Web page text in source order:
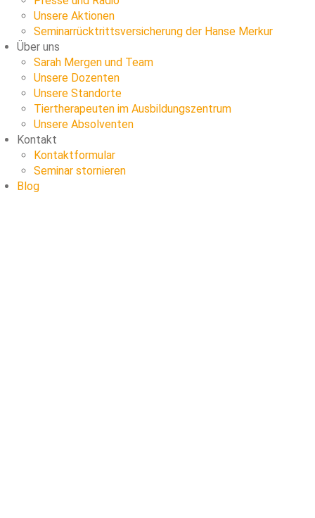
Unsere Aktionen
Seminarrücktrittsversicherung der Hanse Merkur
Über uns
Sarah Mergen und Team
Unsere Dozenten
Unsere Standorte
Tiertherapeuten im Ausbildungszentrum
Unsere Absolventen
Kontakt
Kontaktformular
Seminar stornieren
Blog